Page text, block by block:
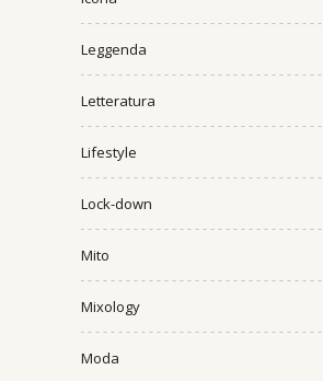
Leggenda
Letteratura
Lifestyle
Lock-down
Mito
Mixology
Moda